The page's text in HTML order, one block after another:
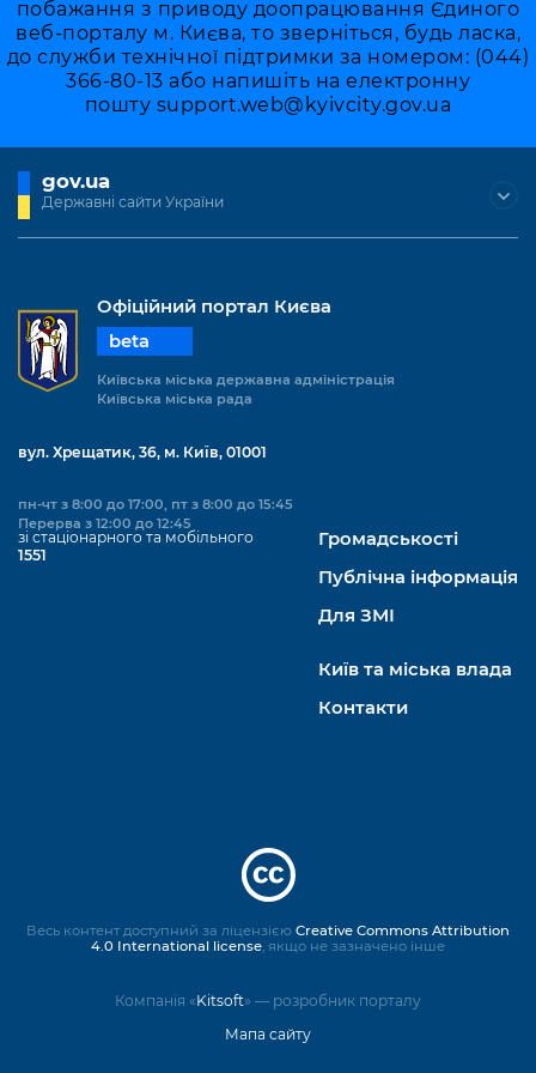
побажання з приводу доопрацювання Єдиного
веб-порталу м. Києва, то зверніться, будь ласка,
до служби технічної підтримки за номером: (044)
366-80-13 або напишіть на електронну
пошту support.web@kyivcity.gov.ua
gov.ua
Державні сайти України
Офіційний портал Києва
beta
Київська міська державна адміністрація
Київська міська рада
вул. Хрещатик, 36, м. Київ, 01001
пн-чт з 8:00 до 17:00, пт з 8:00 до 15:45
Перерва з 12:00 до 12:45
зі стаціонарного та мобільного
1551
Громадськості
Публічна інформація
Для ЗМІ
Київ та міська влада
Контакти
Компанія «Kitsoft» — розробник порталу
Мапа сайту
Весь контент доступний за ліцензією Creative Commons Attribution
4.0 International license, якщо не зазначено інше